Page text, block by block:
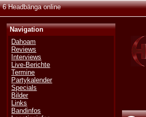
6 Headbänga online
Navigation
Dahoam
Reviews
Interviews
Live-Berichte
Termine
Partykalender
Specials
Bilder
Links
Bandinfos